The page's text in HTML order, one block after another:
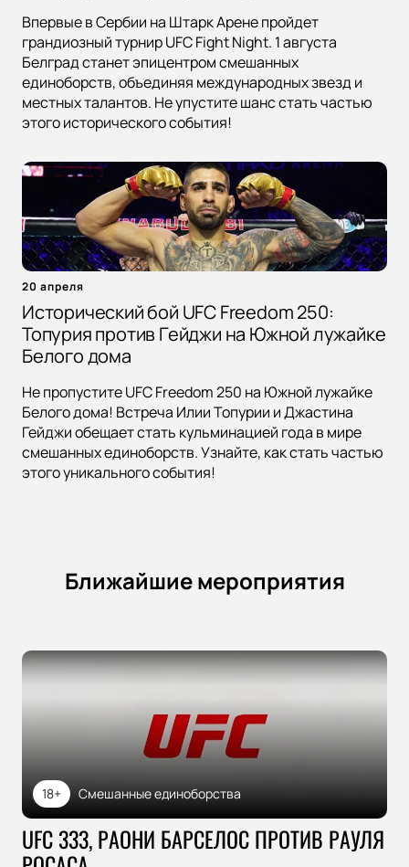
Впервые в Сербии на Штарк Арене пройдет
грандиозный турнир UFC Fight Night. 1 августа
Белград станет эпицентром смешанных
единоборств, объединяя международных звезд и
местных талантов. Не упустите шанс стать частью
этого исторического события!
20 апреля
Исторический бой UFC Freedom 250:
Топурия против Гейджи на Южной лужайке
Белого дома
Не пропустите UFC Freedom 250 на Южной лужайке
Белого дома! Встреча Илии Топурии и Джастина
Гейджи обещает стать кульминацией года в мире
смешанных единоборств. Узнайте, как стать частью
этого уникального события!
Ближайшие мероприятия
Смешанные единоборства
18+
UFC 333, РАОНИ БАРСЕЛОС ПРОТИВ РАУЛЯ